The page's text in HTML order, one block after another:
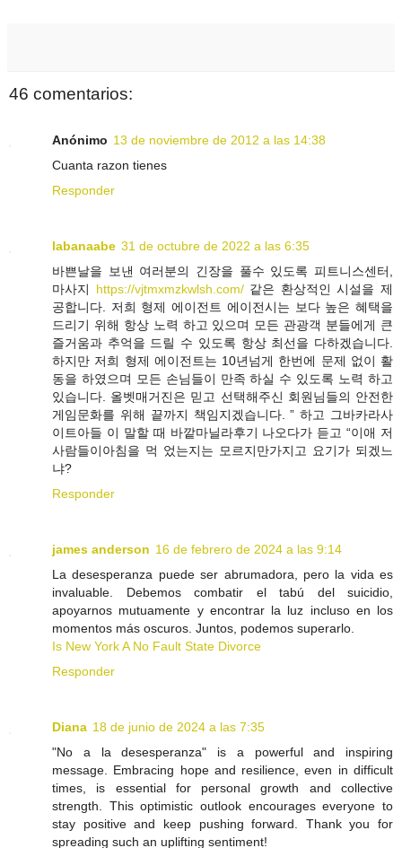
46 comentarios:
Anónimo 13 de noviembre de 2012 a las 14:38
Cuanta razon tienes
Responder
labanaabe 31 de octubre de 2022 a las 6:35
바쁜날을 보낸 여러분의 긴장을 풀수 있도록 피트니스센터,
마사지 https://vjtmxmzkwlsh.com/같은 환상적인 시설을 제
공합니다. 저희 형제 에이전트 에이전시는 보다 높은 혜택을
드리기 위해 항상 노력 하고 있으며 모든 관광객 분들에게 큰
즐거움과 추억을 드릴 수 있도록 항상 최선을 다하겠습니다.
하지만 저희 형제 에이전트는 10년넘게 한번에 문제 없이 활
동을 하였으며 모든 손님들이 만족 하실 수 있도록 노력 하고
있습니다. 올벳매거진은 믿고 선택해주신 회원님들의 안전한
게임문화를 위해 끝까지 책임지겠습니다. ” 하고 그바카라사
이트아들 이 말할 때 바깥마닐라후기 나오다가 듣고 “이애 저
사람들이아침을 먹 었는지는 모르지만가지고 요기가 되겠느
냐?
Responder
james anderson 16 de febrero de 2024 a las 9:14
La desesperanza puede ser abrumadora, pero la vida es
invaluable. Debemos combatir el tabú del suicidio,
apoyarnos mutuamente y encontrar la luz incluso en los
momentos más oscuros. Juntos, podemos superarlo.
Is New York A No Fault State Divorce
Responder
Diana 18 de junio de 2024 a las 7:35
"No a la desesperanza" is a powerful and inspiring
message. Embracing hope and resilience, even in difficult
times, is essential for personal growth and collective
strength. This optimistic outlook encourages everyone to
stay positive and keep pushing forward. Thank you for
spreading such an uplifting sentiment!